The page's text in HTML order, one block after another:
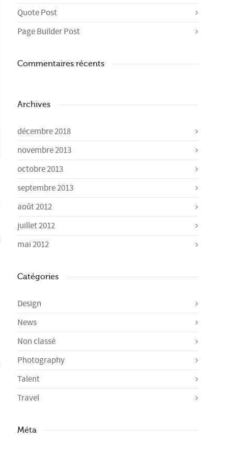
Quote Post
Page Builder Post
Commentaires récents
Archives
décembre 2018
novembre 2013
octobre 2013
septembre 2013
août 2012
juillet 2012
mai 2012
Catégories
Design
News
Non classé
Photography
Talent
Travel
Méta